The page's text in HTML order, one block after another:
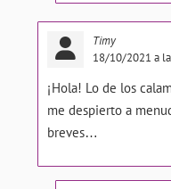
Timy
18/10/2021 a
¡Hola! Lo de los
me despierto a
breves…